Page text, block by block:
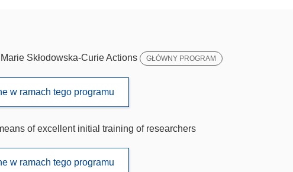
Skłodowska-Curie Actions GŁÓWNY PROGRAM
w ramach tego programu
of excellent initial training of researchers
w ramach tego programu